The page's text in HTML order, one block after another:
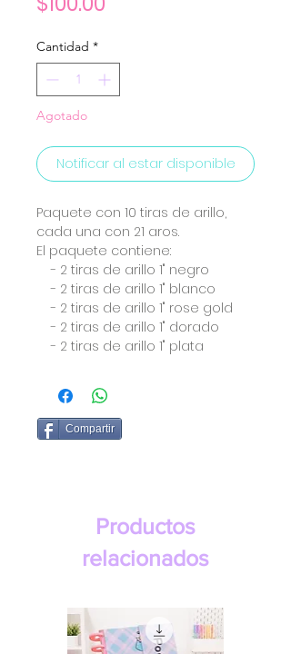
Cantidad *
Agotado
Notificar al estar disponible
Paquete con 10 tiras de arillo,
cada una con 21 aros.
El paquete contiene:
- 2 tiras de arillo 1" negro
- 2 tiras de arillo 1" blanco
- 2 tiras de arillo 1" rose gold
- 2 tiras de arillo 1" dorado
- 2 tiras de arillo 1" plata
Compartir
Productos
relacionados